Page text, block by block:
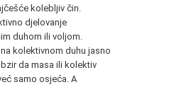
kolebljiv čin.
djelovanje
duhom ili voljom.
kolektivnom duhu jasno
da masa ili kolektiv
samo osjeća. A